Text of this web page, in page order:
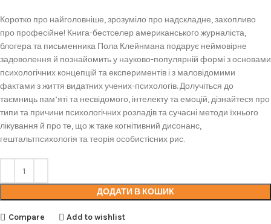
Коротко про найголовніше, зрозуміло про надскладне, захопливо
про професійне! Книга-бестселер американського журналіста,
блогера та письменника Пола Клейнмана подарує неймовірне
задоволення й познайомить у науково-популярній формі з основами
психологічних концепцій та експериментів і з маловідомими
фактами з життя видатних учених-психологів. Долучіться до
таємниць пам’яті та несвідомого, інтелекту та емоцій, дізнайтеся про
типи та причини психологічних розладів та сучасні методи їхнього
лікування й про те, що ж таке когнітивний дисонанс,
гештальтпсихологія та теорія особистісних рис.
ДОДАТИ В КОШИК
Compare Add to wishlist